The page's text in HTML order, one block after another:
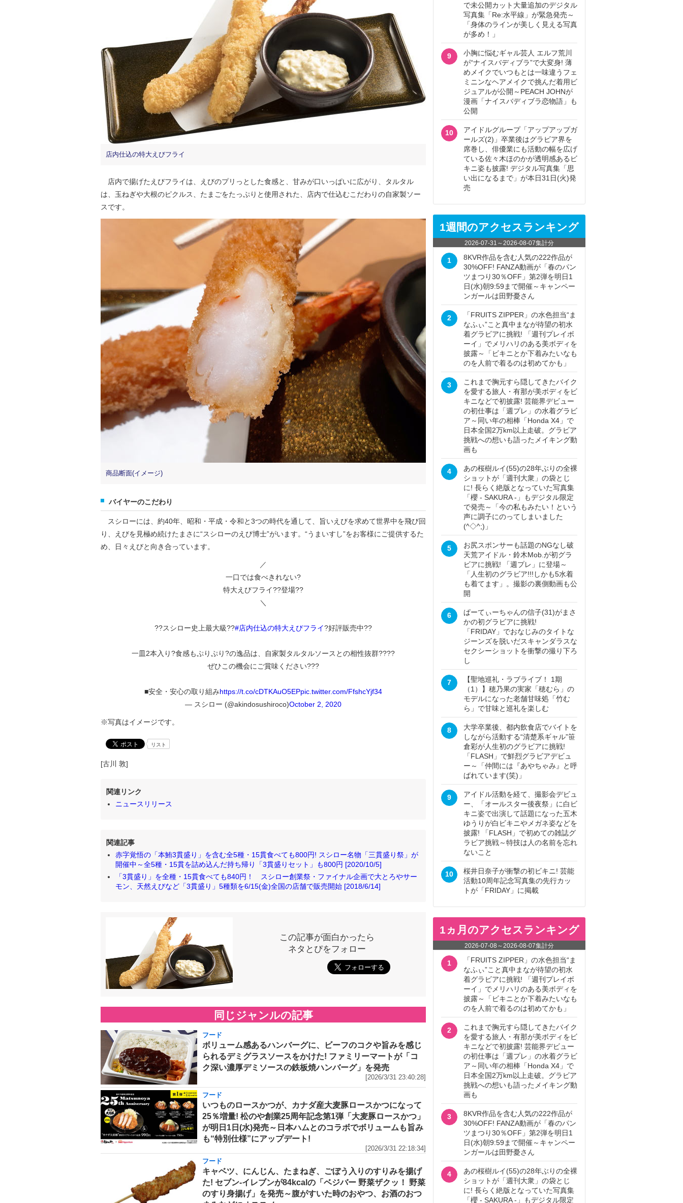
店内仕込の特大えびフライ
店内で揚げたえびフライは、えびのプリっとした食感と、甘みが口いっぱいに広がり、タルタル
は、玉ねぎや大根のピクルス、たまごをたっぷりと使用された、店内で仕込むこだわりの自家製ソー
スです。
商品断面(イメージ)
バイヤーのこだわり
スシローには、約40年、昭和・平成・令和と3つの時代を通して、旨いえびを求めて世界中を飛び回
り、えびを見極め続けたまさに“スシローのえび博士”がいます。“うまいすし”をお客様にご提供するた
め、日々えびと向き合っています。
／
一口では食べきれない?
特大えびフライ??登場??
＼
??スシロー史上最大級??#店内仕込の特大えびフライ?好評販売中??
一皿2本入り?食感もぷりぷり?の逸品は、自家製タルタルソースとの相性抜群????
ぜひこの機会にご賞味ください???
■安全・安心の取り組みhttps://t.co/cDTKAuO5EPpic.twitter.com/FfshcYjf34
— スシロー (@akindosushiroco)October 2, 2020
※写真はイメージです。
リスト
[古川 敦]
関連リンク
ニュースリリース
関連記事
赤字覚悟の「本鮪3貫盛り」を含む全5種・15貫食べても800円! スシロー名物「三貫盛り祭」が
開催中～全5種・15貫を詰め込んだ持ち帰り「3貫盛りセット」も800円 [2020/10/5]
「3貫盛り」を全種・15貫食べても840円！ スシロー創業祭・ファイナル企画で大とろやサー
モン、天然えびなど「3貫盛り」5種類を6/15(金)全国の店舗で販売開始 [2018/6/14]
この記事が面白かったら
ネタとぴをフォロー
同じジャンルの記事
フード
ボリューム感あるハンバーグに、ビーフのコクや旨みを感じ
られるデミグラスソースをかけた! ファミリーマートが「コ
ク深い濃厚デミソースの鉄板焼ハンバーグ」を発売
[2026/3/31 23:40:28]
フード
いつものロースかつが、カナダ産大麦豚ロースかつになって
25％増量! 松のや創業25周年記念第1弾「大麦豚ロースかつ」
が明日1日(水)発売～日本ハムとのコラボでボリュームも旨み
も“特別仕様”にアップデート!
[2026/3/31 22:18:34]
フード
キャベツ、にんじん、たまねぎ、ごぼう入りのすりみを揚げ
た! セブン‐イレブンが84kcalの「ベジバー 野菜ザクッ！ 野菜
のすり身揚げ」を発売～腹がすいた時のおやつ、お酒のおつ
で未公開カット大量追加のデジタル
写真集「Re:水平線」が緊急発売～
「身体のラインが美しく見える写真
が多め！」
9
小胸に悩むギャル芸人 エルフ荒川
が“ナイスバディブラ”で大変身! 薄
めメイクでいつもとは一味違うフェ
ミニンなヘアメイクで挑んだ着用ビ
ジュアルが公開～PEACH JOHNが
漫画「ナイスバディブラ恋物語」も
公開
10
アイドルグループ「アップアップガ
ールズ(2)」卒業後はグラビア界を
席巻し、俳優業にも活動の幅を広げ
ている佐々木ほのかが透明感あるビ
キニ姿も披露! デジタル写真集「思
い出になるまで」が本日31日(火)発
売
1週間のアクセスランキング
2026-07-31 ～2026-08-07集計分
1
8KVR作品を含む人気の222作品が
30%OFF! FANZA動画が「春のパン
ツまつり30％OFF」第2弾を明日1
日(水)朝9:59まで開催～キャンペー
ンガールは田野憂さん
2
「FRUITS ZIPPER」の水色担当“ま
なふぃ”こと真中まなが待望の初水
着グラビアに挑戦! 「週刊プレイボ
ーイ」でメリハリのある美ボディを
披露～「ビキニとか下着みたいなも
のを人前で着るのは初めてかも」
3
これまで胸元すら隠してきたバイク
を愛する旅人・有那が美ボディをビ
キニなどで初披露! 芸能界デビュー
の初仕事は「週プレ」の水着グラビ
ア～同い年の相棒「Honda X4」で
日本全国2万km以上走破。グラビア
挑戦への想いも語ったメイキング動
画も
4
あの桜樹ルイ(55)の28年ぶりの全裸
ショットが「週刊大衆」の袋とじ
に! 長らく絶版となっていた写真集
「櫻 - SAKURA -」もデジタル限定
で発売～「今の私もみたい！という
声に調子にのってしまいました
(^◇^;)」
5
お尻スポンサーも話題のNGなし破
天荒アイドル・鈴木Mob.が初グラ
ビアに挑戦! 「週プレ」に登場～
「人生初のグラビア!!!しかも5水着
も着てます」。撮影の裏側動画も公
開
6
ぱーてぃーちゃんの信子(31)がまさ
かの初グラビアに挑戦!
「FRIDAY」でおなじみのタイトな
ジーンズを脱いだスキャンダラスな
セクシーショットを衝撃の撮り下ろ
し
7
【聖地巡礼・ラブライブ！ 1期
（1）】穂乃果の実家「穂むら」の
モデルになった老舗甘味処「竹む
ら」で甘味と巡礼を楽しむ
8
大学卒業後、都内飲食店でバイトを
しながら活動する“清楚系ギャル”笹
倉彩が人生初のグラビアに挑戦!
「FLASH」で鮮烈グラビアデビュ
ー～「仲間には『あやちゃみ』と呼
ばれています(笑)」
9
アイドル活動を経て、撮影会デビュ
ー、「オールスター後夜祭」に白ビ
キニ姿で出演して話題になった五木
ゆうりが白ビキニやメガネ姿などを
披露! 「FLASH」で初めての雑誌グ
ラビア挑戦～特技は人の名前を忘れ
ないこと
10
桜井日奈子が衝撃の初ビキニ! 芸能
活動10周年記念写真集の先行カッ
トが「FRIDAY」に掲載
1ヵ月のアクセスランキング
2026-07-08 ～2026-08-07集計分
1
「FRUITS ZIPPER」の水色担当“ま
なふぃ”こと真中まなが待望の初水
着グラビアに挑戦! 「週刊プレイボ
ーイ」でメリハリのある美ボディを
披露～「ビキニとか下着みたいなも
のを人前で着るのは初めてかも」
2
これまで胸元すら隠してきたバイク
を愛する旅人・有那が美ボディをビ
キニなどで初披露! 芸能界デビュー
の初仕事は「週プレ」の水着グラビ
ア～同い年の相棒「Honda X4」で
日本全国2万km以上走破。グラビア
挑戦への想いも語ったメイキング動
画も
3
8KVR作品を含む人気の222作品が
30%OFF! FANZA動画が「春のパン
ツまつり30％OFF」第2弾を明日1
日(水)朝9:59まで開催～キャンペー
ンガールは田野憂さん
4
あの桜樹ルイ(55)の28年ぶりの全裸
ショットが「週刊大衆」の袋とじ
に! 長らく絶版となっていた写真集
「櫻 - SAKURA -」もデジタル限定